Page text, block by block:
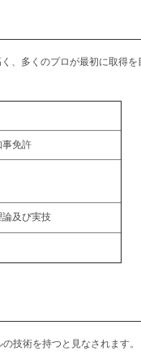
、多くのプロが最初に取得を
免許
及び実技
技術を持つと見なされます。